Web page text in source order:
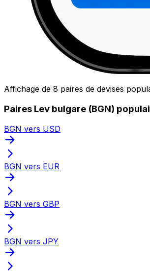
Affichage de 8 paires de devises
Paires Lev bulgare (BGN)
BGN vers USD
BGN vers EUR
BGN vers GBP
BGN vers JPY